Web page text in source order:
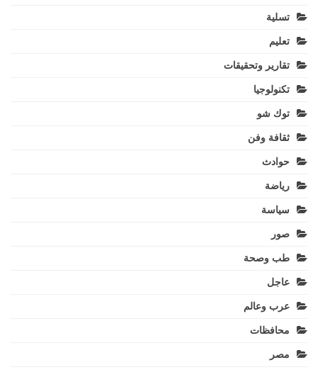
تسلية
تعليم
تقارير وتحقيقات
تكنولوجيا
توك شو
ثقافة وفن
حوادث
رياضة
سياسة
صور
طب وصحة
عاجل
عرب وعالم
محافظات
مصر